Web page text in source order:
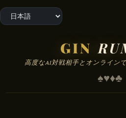
GIN
高度なAI対戦相手とオンライン
♠♥♦♣